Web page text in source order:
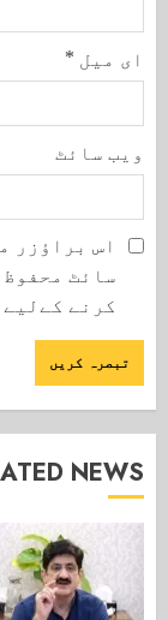
ای میل *
ویب‌ سائٹ
اس براؤزر
سائٹ
کرنے
NEWS